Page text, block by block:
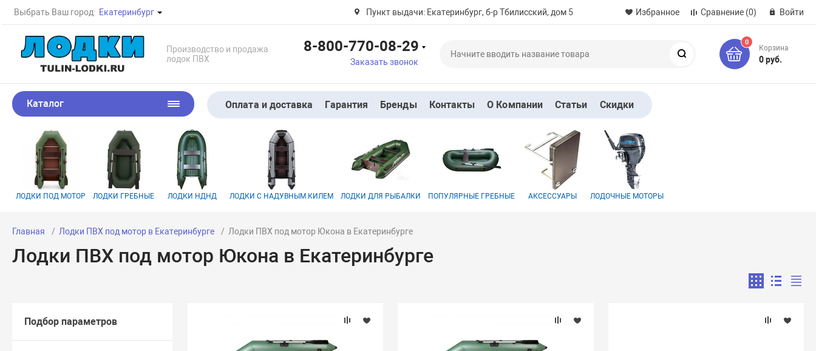
Выбрать Ваш город: Екатеринбург Пункт выдачи: Екатеринбург, б-р Тбилисский, дом 5 Избранное Сравнение (0) Войти
Производство и продажа
лодок ПВХ
8-800-770-08-29
Заказать звонок
0
Корзина
0 руб.
Каталог Оплата и доставка Гарантия Бренды Контакты О Компании Статьи Скидки
ЛОДКИ ПОД МОТОР ЛОДКИ ГРЕБНЫЕ ЛОДКИ НДНД ЛОДКИ С НАДУВНЫМ КИЛЕМ ЛОДКИ ДЛЯ РЫБАЛКИ ПОПУЛЯРНЫЕ ГРЕБНЫЕ АКСЕССУАРЫ ЛОДОЧНЫЕ МОТОРЫ
Главная Лодки ПВХ под мотор в Екатеринбурге Лодки ПВХ под мотор Юкона в Екатеринбурге
Лодки ПВХ под мотор Юкона в Екатеринбурге
Подбор параметров